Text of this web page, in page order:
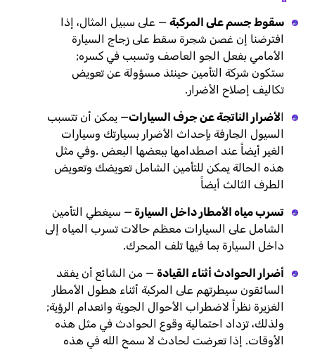
سقوط جسم على المركبة — على سبيل المثال، إذا
افترضنا إن غصن شجرة سقط على زجاج السيارة
الأمامي بفعل الجو العاصف وتسبب في كسره;
ستكون شركة التأمين حينئذ مسؤولة عن تعويض
تكاليف إصلاح الأضرار.
لأضرار الناتجة عن جرف السيارات— يمكن أن تتسبب
السيول الجارفة بإحداث الأضرار بسيارتك وسيارات
الغير أيضاً عند اصطدامها ببعضها البعض .وفي مثل
هذه الحالة يمكن للتأمين الشامل تعويضك وتعويض
الطرف الثالث أيضاً
تسرب مياه الأمطار داخل السيارة — سيغطي التأمين
الشامل على السيارات معظم حالات تسرب المياه إلى
داخل السيارة بما فيها تلف المحرك.
أضرار الحوادث أثناء القيادة — من الشائع أن يفقد
السائقون سيطرتهم على المركبة أثناء هطول الأمطار
الغزيرة نظراً لاضطراب الأحوال الجوية وانعدام الرؤية;
ولذلك، تزداد احتمالية وقوع الحوادث في مثل هذه
الأوقات. إذا تعرضت لحادث لا سمح الله في هذه